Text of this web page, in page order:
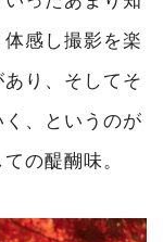
感し撮影を楽
り、そしてそ
、というのが
の醍醐味。